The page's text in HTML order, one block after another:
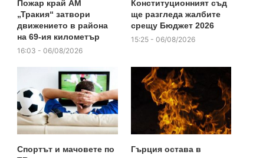
Пожар край АМ
„Тракия“ затвори
движението в района
на 69-ия километър
16:03 - 06/08/2026
Конституционният съд
ще разгледа жалбите
срещу Бюджет 2026
15:25 - 06/08/2026
Спортът и мачовете по
Гърция остава в